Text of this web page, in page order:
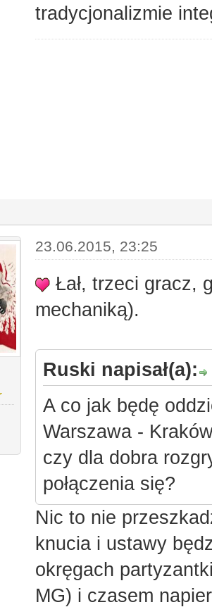
tradycjonalizmie
23.06.2015, 23:25
Łał, trzeci gracz,
mechaniką).
Ruski napisał(a):
A co jak będę
Warszawa -
czy dla dobra
połączenia się?
Nic to nie
knucia i ustawy
okręgach
MG) i czasem